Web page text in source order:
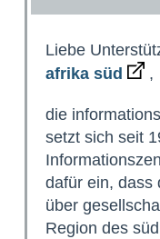
Liebe
afrika süd
,
die
setzt sich seit
dafür ein, dass
über
Region des